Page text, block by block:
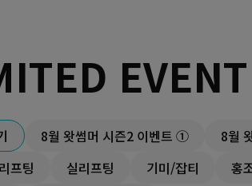
EVENT
8월 왓썸머 시즌2 이벤트 ① 8월
프팅
실리프팅 기미/잡티 홍